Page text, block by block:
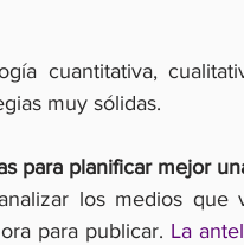
cuantitativa,
muy sólidas.
para planificar mejor
los medios
para publicar. La